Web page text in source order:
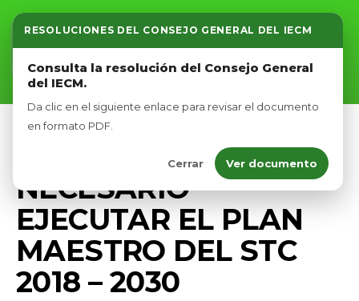
RESOLUCIONES DEL CONSEJO GENERAL DEL IECM
Consulta la resolución del Consejo General
del IECM.
Da clic en el siguiente enlace para revisar el documento
en formato PDF.
Cerrar Ver documento
Inicio
Nosotros
Afíliate
NECESARIO
EJECUTAR EL PLAN
MAESTRO DEL STC
2018 – 2030